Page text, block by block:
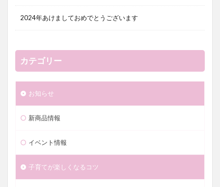
2024年あけましておめでとうございます
カテゴリー
お知らせ
新商品情報
イベント情報
子育てが楽しくなるコツ